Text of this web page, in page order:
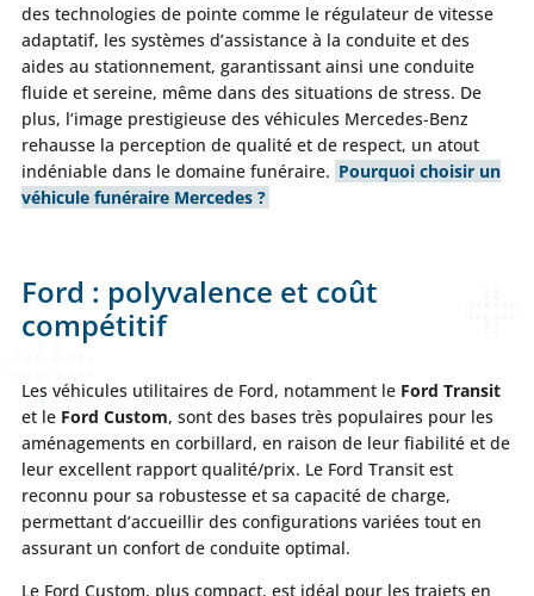
des technologies de pointe comme le régulateur de vitesse
adaptatif, les systèmes d’assistance à la conduite et des
aides au stationnement, garantissant ainsi une conduite
fluide et sereine, même dans des situations de stress. De
plus, l’image prestigieuse des véhicules Mercedes-Benz
rehausse la perception de qualité et de respect, un atout
indéniable dans le domaine funéraire. Pourquoi choisir un
véhicule funéraire Mercedes ?
Ford : polyvalence et coût
compétitif
Les véhicules utilitaires de Ford, notamment le Ford Transit
et le Ford Custom, sont des bases très populaires pour les
aménagements en corbillard, en raison de leur fiabilité et de
leur excellent rapport qualité/prix. Le Ford Transit est
reconnu pour sa robustesse et sa capacité de charge,
permettant d’accueillir des configurations variées tout en
assurant un confort de conduite optimal.
Le Ford Custom, plus compact, est idéal pour les trajets en